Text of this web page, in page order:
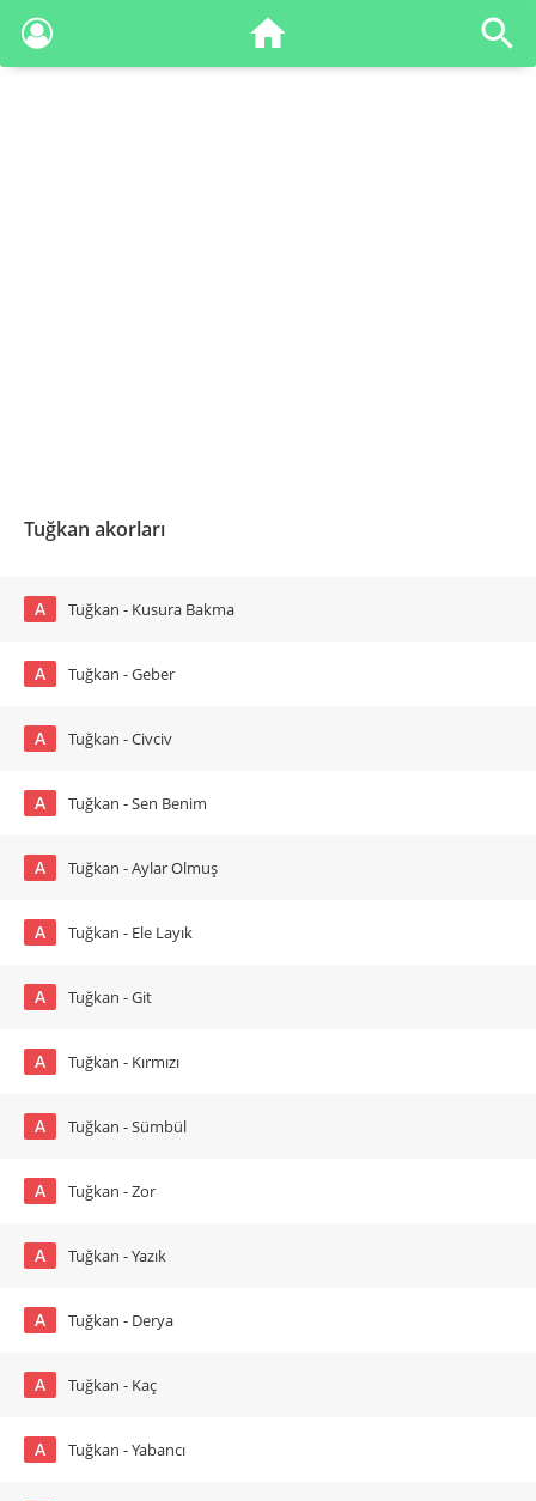
Tuğkan akorları
A Tuğkan - Kusura Bakma
A Tuğkan - Geber
A Tuğkan - Civciv
A Tuğkan - Sen Benim
A Tuğkan - Aylar Olmuş
A Tuğkan - Ele Layık
A Tuğkan - Git
A Tuğkan - Kırmızı
A Tuğkan - Sümbül
A Tuğkan - Zor
A Tuğkan - Yazık
A Tuğkan - Derya
A Tuğkan - Kaç
A Tuğkan - Yabancı